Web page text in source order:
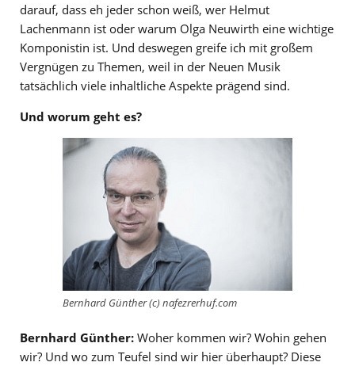
darauf, dass eh jeder schon weiß, wer Helmut
Lachenmann ist oder warum Olga Neuwirth eine wichtige
Komponistin ist. Und deswegen greife ich mit großem
Vergnügen zu Themen, weil in der Neuen Musik
tatsächlich viele inhaltliche Aspekte prägend sind.
Und worum geht es?
Bernhard Günther (c) nafezrerhuf.com
Bernhard Günther: Woher kommen wir? Wohin gehen
wir? Und wo zum Teufel sind wir hier überhaupt? Diese